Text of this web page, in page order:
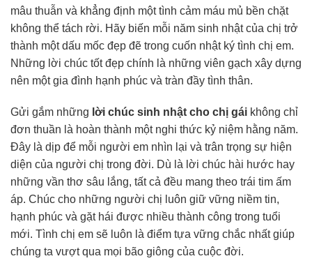
mâu thuẫn và khẳng định một tình cảm máu mủ bền chặt
không thể tách rời. Hãy biến mỗi năm sinh nhật của chị trở
thành một dấu mốc đẹp đẽ trong cuốn nhật ký tình chị em.
Những lời chúc tốt đẹp chính là những viên gạch xây dựng
nên một gia đình hạnh phúc và tràn đầy tình thân.
Gửi gắm những lời chúc sinh nhật cho chị gái không chỉ
đơn thuần là hoàn thành một nghi thức kỷ niệm hằng năm.
Đây là dịp để mỗi người em nhìn lại và trân trọng sự hiện
diện của người chị trong đời. Dù là lời chúc hài hước hay
những vần thơ sâu lắng, tất cả đều mang theo trái tim ấm
áp. Chúc cho những người chị luôn giữ vững niềm tin,
hạnh phúc và gặt hái được nhiều thành công trong tuổi
mới. Tình chị em sẽ luôn là điểm tựa vững chắc nhất giúp
chúng ta vượt qua mọi bão giông của cuộc đời.